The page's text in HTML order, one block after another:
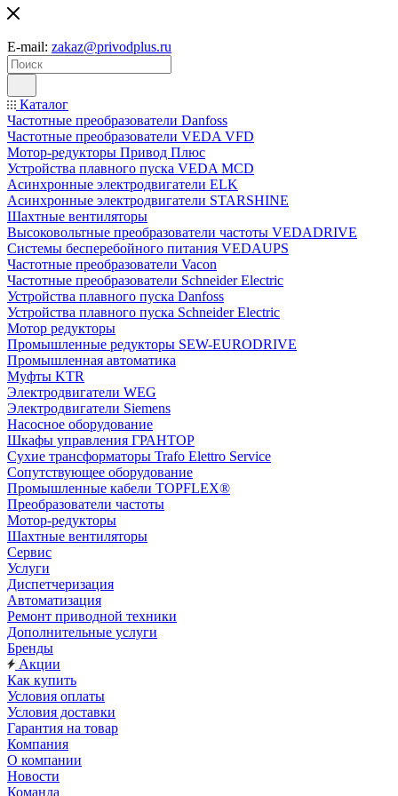
E-mail: zakaz@privodplus.ru
Каталог
Частотные преобразователи Danfoss
Частотные преобразователи VEDA VFD
Мотор-редукторы Привод Плюс
Устройства плавного пуска VEDA MCD
Асинхронные электродвигатели ELK
Асинхронные электродвигатели STARSHINE
Шахтные вентиляторы
Высоковольтные преобразователи частоты VEDADRIVE
Системы бесперебойного питания VEDAUPS
Частотные преобразователи Vacon
Частотные преобразователи Schneider Electric
Устройства плавного пуска Danfoss
Устройства плавного пуска Schneider Electric
Мотор редукторы
Промышленные редукторы SEW-EURODRIVE
Промышленная автоматика
Муфты KTR
Электродвигатели WEG
Электродвигатели Siemens
Насосное оборудование
Шкафы управления ГРАНТОР
Сухие трансформаторы Trafo Elettro Service
Сопутствующее оборудование
Промышленные кабели TOPFLEX®
Преобразователи частоты
Мотор-редукторы
Шахтные вентиляторы
Сервис
Услуги
Диспетчеризация
Автоматизация
Ремонт приводной техники
Дополнительные услуги
Бренды
Акции
Как купить
Условия оплаты
Условия доставки
Гарантия на товар
Компания
О компании
Новости
Команда